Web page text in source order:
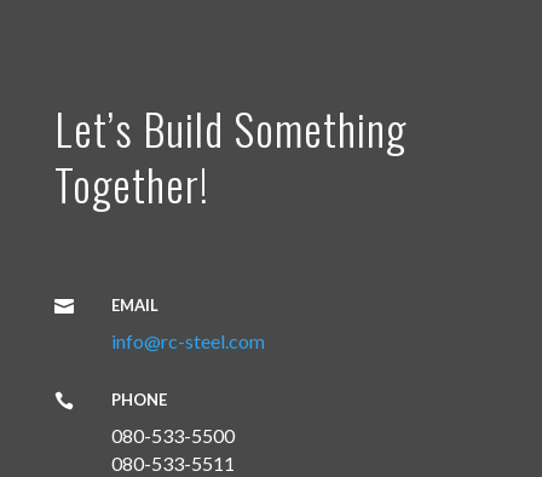
Let’s Build Something
Together!
 EMAIL
info@rc-steel.com
 PHONE
080-533-5500
080-533-5511